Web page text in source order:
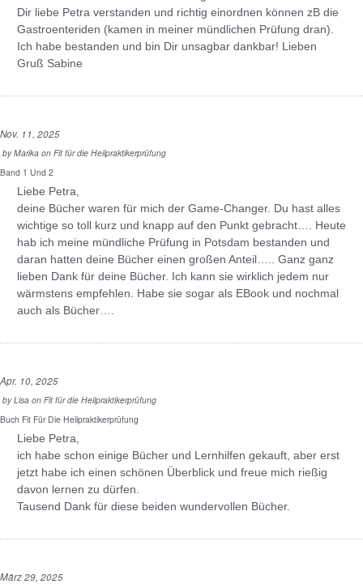
Dir liebe Petra verstanden und richtig einordnen können zB die
Gastroenteriden (kamen in meiner mündlichen Prüfung dran).
Ich habe bestanden und bin Dir unsagbar dankbar! Lieben
Gruß Sabine
Nov. 11, 2025
byMarika on Fit für die Heilpraktikerprüfung
Band 1 Und 2
Liebe Petra,
deine Bücher waren für mich der Game-Changer. Du hast alles
wichtige so toll kurz und knapp auf den Punkt gebracht…. Heute
hab ich meine mündliche Prüfung in Potsdam bestanden und
daran hatten deine Bücher einen großen Anteil….. Ganz ganz
lieben Dank für deine Bücher. Ich kann sie wirklich jedem nur
wärmstens empfehlen. Habe sie sogar als EBook und nochmal
auch als Bücher….
Apr. 10, 2025
byLisa on Fit für die Heilpraktikerprüfung
Buch Fit Für Die Heilpraktikerprüfung
Liebe Petra,
ich habe schon einige Bücher und Lernhilfen gekauft, aber erst
jetzt habe ich einen schönen Überblick und freue mich rießig
davon lernen zu dürfen.
Tausend Dank für diese beiden wundervollen Bücher.
März 29, 2025